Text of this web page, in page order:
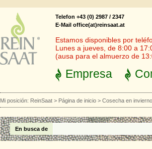
Telefon +43 (0) 2987 / 2347
E-Mail office(at)reinsaat.at
Estamos disponibles por
Lunes a jueves, de 8:00 a
(ausa para el almuerzo de
Empresa
Mi posición: ReinSaat > Página de inicio > Cosecha en invierno
En busca de